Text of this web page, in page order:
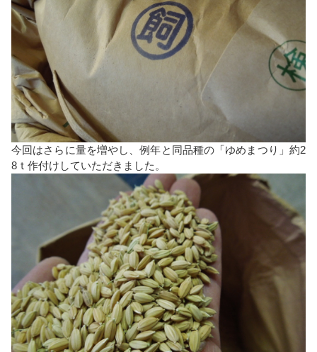
今回はさらに量を増やし、例年と同品種の「ゆめまつり」約2
8ｔ作付けしていただきました。